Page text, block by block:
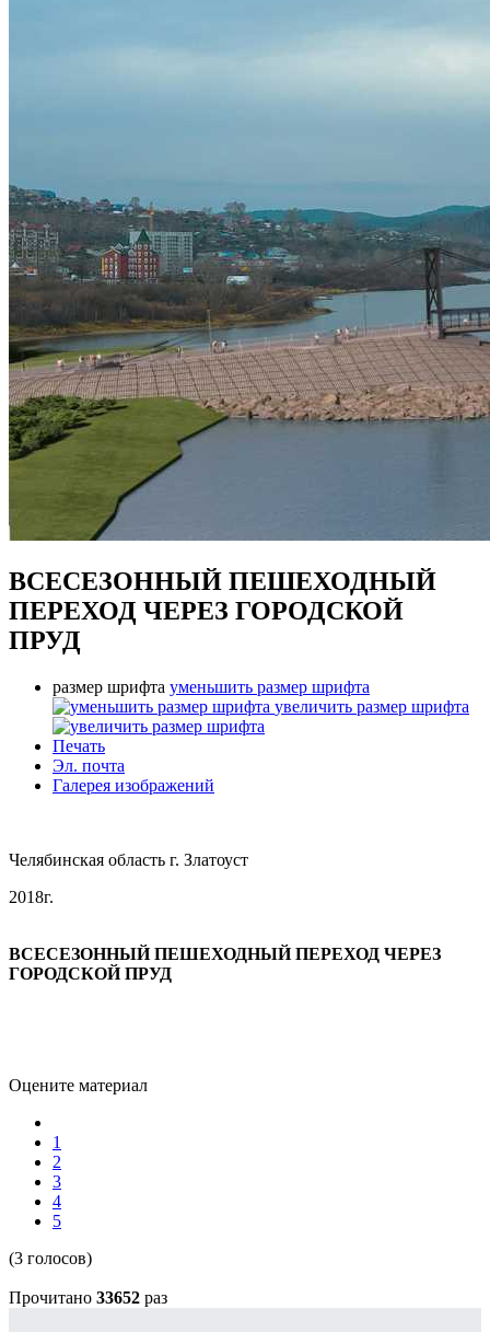
ВСЕСЕЗОННЫЙ ПЕШЕХОДНЫЙ
ПЕРЕХОД ЧЕРЕЗ ГОРОДСКОЙ
ПРУД
размер шрифта уменьшить размер шрифта
увеличить размер шрифта
Печать
Эл. почта
Галерея изображений
Челябинская область г. Златоуст
2018г.
ВСЕСЕЗОННЫЙ ПЕШЕХОДНЫЙ ПЕРЕХОД ЧЕРЕЗ
ГОРОДСКОЙ ПРУД
Оцените материал
1
2
3
4
5
(3 голосов)
Прочитано 33652 раз